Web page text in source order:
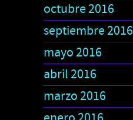
octubre 2016
septiembre 2016
mayo 2016
abril 2016
marzo 2016